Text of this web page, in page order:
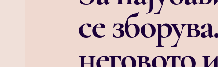
се